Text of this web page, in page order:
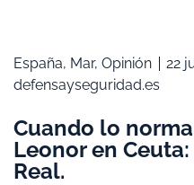
España, Mar, Opinión
22
defensayseguridad.es
Cuando lo
Leonor en
Real.